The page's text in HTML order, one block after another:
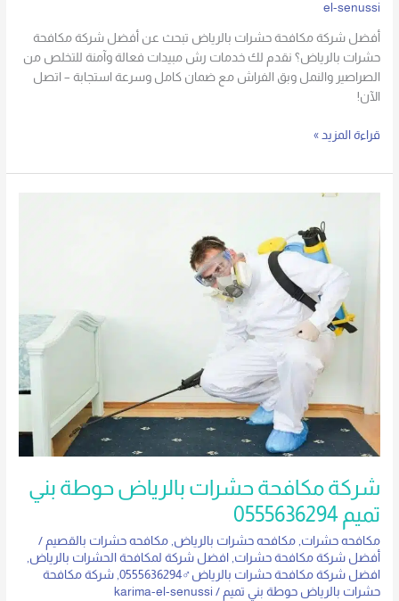
el-senussi
أفضل شركة مكافحة حشرات بالرياض تبحث عن أفضل شركة مكافحة
حشرات بالرياض؟ نقدم لك خدمات رش مبيدات فعالة وآمنة للتخلص من
الصراصير والنمل وبق الفراش مع ضمان كامل وسرعة استجابة – اتصل
الآن!
قراءة المزيد »
شركة مكافحة حشرات بالرياض حوطة بني
تميم 0555636294
مكافحه حشرات ,مكافحه حشرات بالرياض ,مكافحه حشرات بالقصيم /
أفضل شركة مكافحة حشرات
افضل شركة لمكافحة الحشرات بالرياض
افضل شركة مكافحة حشرات بالرياض♂0555636294
,شركة مكافحة
حشرات بالرياض حوطة بني تميم /
karima-el-senussi
0555636294